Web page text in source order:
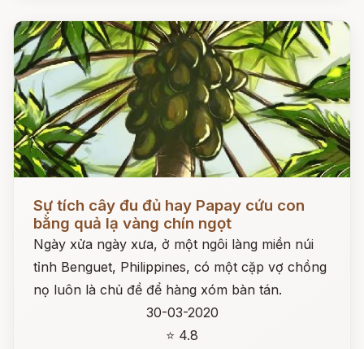
Sự tích cây đu đủ hay Papay cứu con
bằng quả lạ vàng chín ngọt
Ngày xửa ngày xưa, ở một ngôi làng miền núi
tỉnh Benguet, Philippines, có một cặp vợ chồng
nọ luôn là chủ đề để hàng xóm bàn tán.
30-03-2020
⭐ 4.8